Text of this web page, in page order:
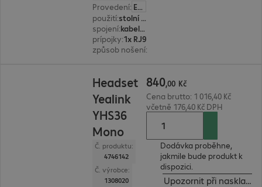
Provedení: Evropa
použití:
stolní telefon
spojení:
kabelové
prípojky:1x RJ9
způsob nošení:
Headset
Yealink
YHS36
Mono
Č. produktu:
4746142
Č. výrobce:
1308020
840,00 Kč
Cena brutto: 1 016,40 Kč
včetně 176,40 Kč DPH
Dodávka proběhne,
jakmile bude produkt k
dispozici.
Upozornit při